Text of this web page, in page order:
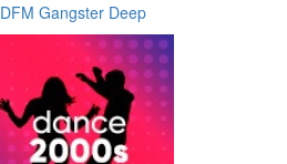
DFM Gangster Deep